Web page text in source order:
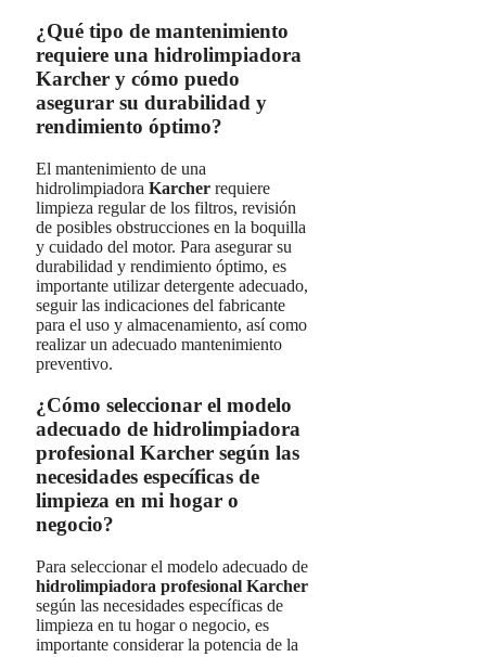
¿Qué tipo de mantenimiento
requiere una hidrolimpiadora
Karcher y cómo puedo
asegurar su durabilidad y
rendimiento óptimo?
El mantenimiento de una
hidrolimpiadora Karcher requiere
limpieza regular de los filtros, revisión
de posibles obstrucciones en la boquilla
y cuidado del motor. Para asegurar su
durabilidad y rendimiento óptimo, es
importante utilizar detergente adecuado,
seguir las indicaciones del fabricante
para el uso y almacenamiento, así como
realizar un adecuado mantenimiento
preventivo.
¿Cómo seleccionar el modelo
adecuado de hidrolimpiadora
profesional Karcher según las
necesidades específicas de
limpieza en mi hogar o
negocio?
Para seleccionar el modelo adecuado de
hidrolimpiadora profesional Karcher
según las necesidades específicas de
limpieza en tu hogar o negocio, es
importante considerar la potencia de la